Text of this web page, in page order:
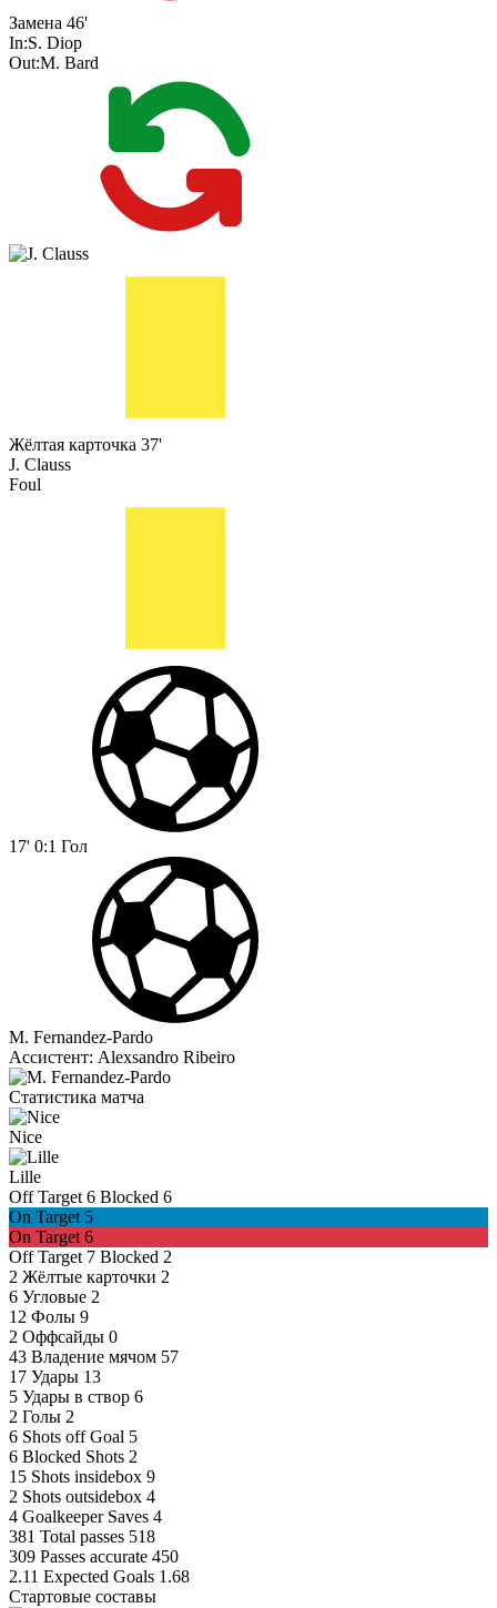
Замена 46'
In:S. Diop
Out:M. Bard
Жёлтая карточка 37'
J. Clauss
Foul
17' 0:1 Гол
M. Fernandez-Pardo
Ассистент: Alexsandro Ribeiro
Статистика матча
Nice
Lille
Off Target 6 Blocked 6
On Target 5
On Target 6
Off Target 7 Blocked 2
2 Жёлтые карточки 2
6 Угловые 2
12 Фолы 9
2 Оффсайды 0
43 Владение мячом 57
17 Удары 13
5 Удары в створ 6
2 Голы 2
6 Shots off Goal 5
6 Blocked Shots 2
15 Shots insidebox 9
2 Shots outsidebox 4
4 Goalkeeper Saves 4
381 Total passes 518
309 Passes accurate 450
2.11 Expected Goals 1.68
Стартовые составы